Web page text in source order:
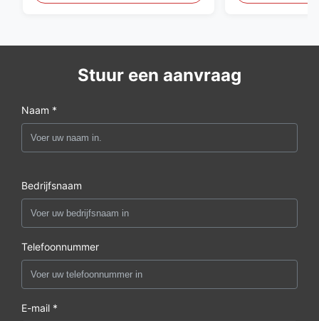
Stuur een aanvraag
Naam *
Bedrijfsnaam
Telefoonnummer
E-mail *